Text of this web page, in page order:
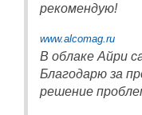
рекомендую!
www.alcomag.ru
В облаке Айри
Благодарю за
решение